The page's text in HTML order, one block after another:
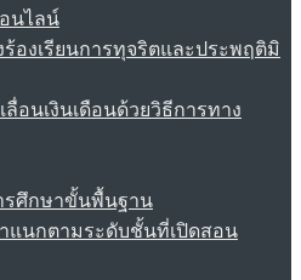
นไลน์
ร้องเรียนการทุจริตและประพฤติมิ
ลื่อนเงินเดือนด้วยวิธีการทาง
รศึกษาขั้นพื้นฐาน
แนกตามระดับชั้นที่เปิดสอน